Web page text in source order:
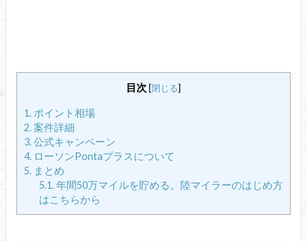
目次 [閉じる]
1.ポイント相場
2.案件詳細
3.公式キャンペーン
4.ローソンPontaプラスについて
5.まとめ
5.1.年間50万マイルを貯める。陸マイラーのはじめ方
はこちらから